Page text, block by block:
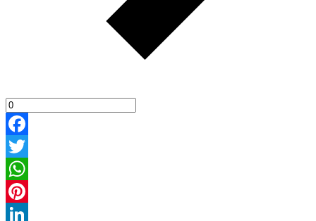
Facebook
Twitter
WhatsApp
Pinterest